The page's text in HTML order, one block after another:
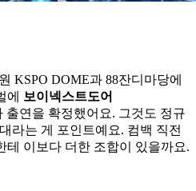
KSPO DOME과 88잔디마당에
에 보이넥스트도어
출연을 확정했어요. 그것도 정규
라는 게 포인트예요. 컴백 직전
테 이보다 더한 조합이 있을까요.